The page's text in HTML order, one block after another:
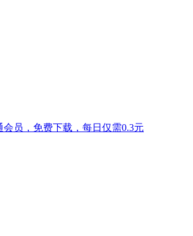
会员，免费下载，每日仅需0.3元